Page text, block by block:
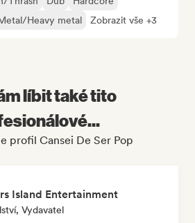
Heavy metal Zobrazit vše +3
líbit také tito
profil Cansei De Ser Pop
Island Entertainment
Vydavatel